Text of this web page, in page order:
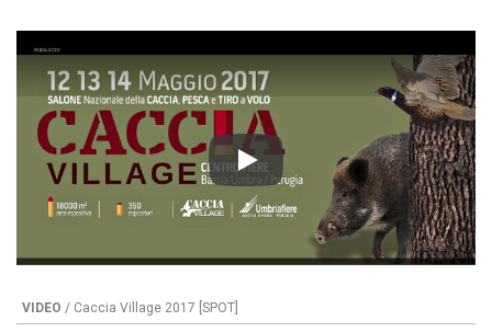
Play
VIDEO / Caccia Village 2017 [SPOT]